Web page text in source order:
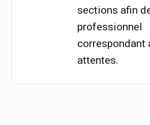
sections afin
professionnel
correspondant
attentes.